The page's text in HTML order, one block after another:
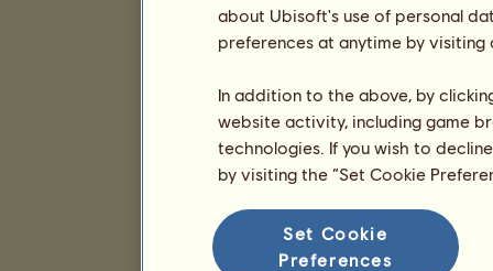
about Ubisoft's use of personal
preferences at anytime by
In addition to the above, by
website activity, including game
technologies. If you wish to
by visiting the “Set Cookie
Set Cookie
Preferences